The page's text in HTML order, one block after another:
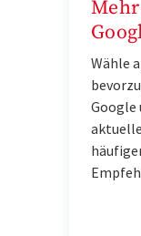
Wähle
Google